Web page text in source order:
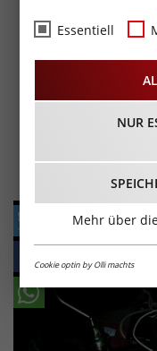
Essentiell
NUR
Mehr über
Cookie optin by Olli machts